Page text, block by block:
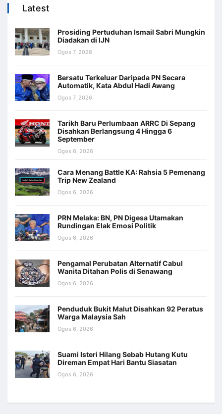
Latest
Prosiding Pertuduhan Ismail Sabri Mungkin
Diadakan di IJN
Ogos 7, 2026
Bersatu Terkeluar Daripada PN Secara
Automatik, Kata Abdul Hadi Awang
Ogos 7, 2026
Tarikh Baru Perlumbaan ARRC Di Sepang
Disahkan Berlangsung 4 Hingga 6
September
Ogos 6, 2026
Cara Menang Battle KA: Rahsia 5 Pemenang
Trip New Zealand
Ogos 6, 2026
PRN Melaka: BN, PN Digesa Utamakan
Rundingan Elak Emosi Politik
Ogos 6, 2026
Pengamal Perubatan Alternatif Cabul
Wanita Ditahan Polis di Senawang
Ogos 6, 2026
Penduduk Bukit Malut Disahkan 92 Peratus
Warga Malaysia Sah
Ogos 6, 2026
Suami Isteri Hilang Sebab Hutang Kutu
Direman Empat Hari Bantu Siasatan
Ogos 6, 2026